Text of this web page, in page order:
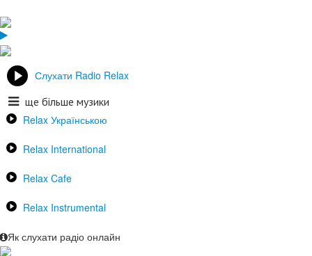
Слухати Radio Relax
ще більше музики
Relax Українською
Relax International
Relax Cafe
Relax Instrumental
Як слухати радіо онлайн